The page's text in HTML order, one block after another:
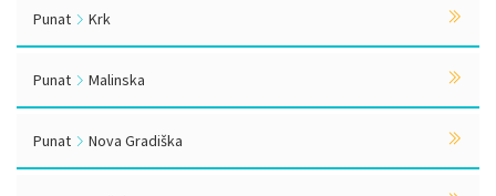
Punat Krk
Punat Malinska
Punat Nova Gradiška